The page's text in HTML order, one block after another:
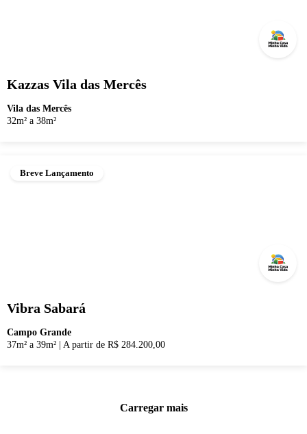
Kazzas Vila das Mercês
Vila das Mercês
32m² a 38m²
Breve Lançamento
Vibra Sabará
Campo Grande
37m² a 39m²
A partir de R$ 284.200,00
Carregar mais